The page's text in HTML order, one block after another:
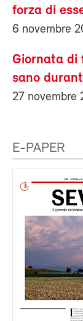
forza di
6 novembre
Giornata di
sano
27 novembre
E-PAPER